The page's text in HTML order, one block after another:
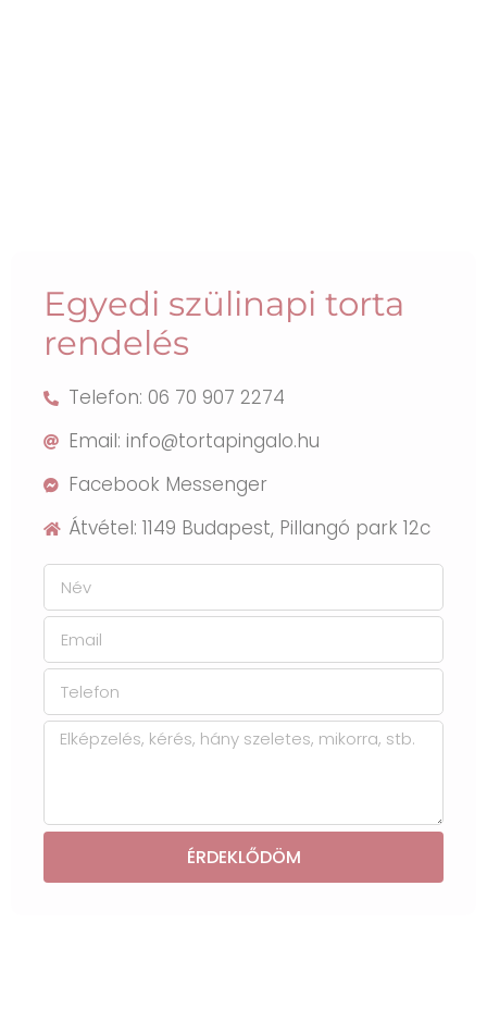
Egyedi szülinapi torta
rendelés
Telefon: 06 70 907 2274
Email: info@tortapingalo.hu
Facebook Messenger
Átvétel: 1149 Budapest, Pillangó park 12c
ÉRDEKLŐDÖM